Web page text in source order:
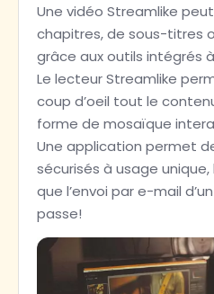
Une vidéo Streamlike
chapitres, de sous-titres
grâce aux outils intégrés
Le lecteur Streamlike
coup d’oeil tout le
forme de mosaïque
Une application permet
sécurisés à usage
que l’envoi par e-mail
passe!